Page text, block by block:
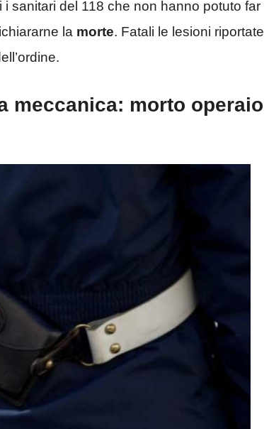
sanitari del 118 che non hanno potuto far
la morte. Fatali le lesioni riportate
meccanica: morto operaio